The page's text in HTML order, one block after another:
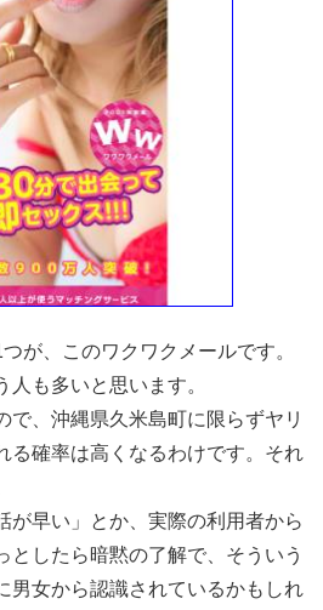
が、このワクワクメールです。
人も多いと思います。
で、沖縄県久米島町に限らずヤリ
る確率は高くなるわけです。それ
が早い」とか、実際の利用者から
としたら暗黙の了解で、そういう
男女から認識されているかもしれ